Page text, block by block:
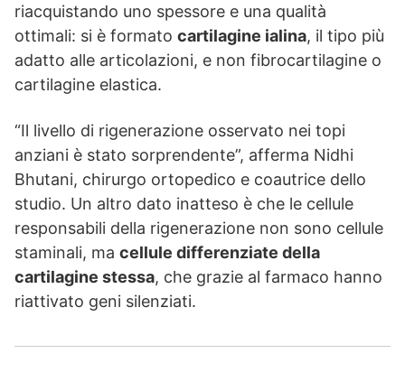
riacquistando uno spessore e una qualità
ottimali: si è formato cartilagine ialina, il tipo più
adatto alle articolazioni, e non fibrocartilagine o
cartilagine elastica.
“Il livello di rigenerazione osservato nei topi
anziani è stato sorprendente”, afferma Nidhi
Bhutani, chirurgo ortopedico e coautrice dello
studio. Un altro dato inatteso è che le cellule
responsabili della rigenerazione non sono cellule
staminali, ma cellule differenziate della
cartilagine stessa, che grazie al farmaco hanno
riattivato geni silenziati.